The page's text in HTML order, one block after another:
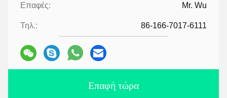
Επαφές: Mr. Wu
Τηλ.: 86-166-7017-6111
Επαφή τώρα